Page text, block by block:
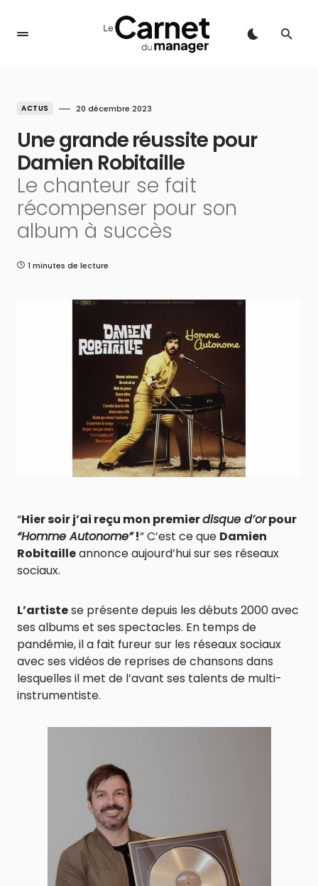
ACTUS 20 décembre 2023
Une grande réussite pour
Damien Robitaille
Le chanteur se fait
récompenser pour son
album à succès
1 minutes de lecture
“Hier soir j’ai reçu mon premierdisque d’orpour
“Homme Autonome”!” C’est ce que Damien
Robitailleannonce aujourd’hui sur ses réseaux
sociaux.
L’artistese présente depuis les débuts 2000 avec
ses albums et ses spectacles. En temps de
pandémie, il a fait fureur sur les réseaux sociaux
avec ses vidéos de reprises de chansons dans
lesquelles il met de l’avant ses talents de multi-
instrumentiste.